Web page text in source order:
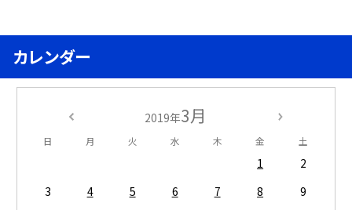
カレンダー
2019年3月
日 月 火 水 木 金 土
1
2
3
4 5 6 7 8
9